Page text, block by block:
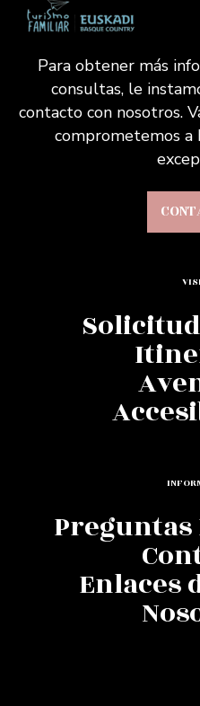
Para obtener más
consultas, le
contacto con nosotros.
comprometemos a
Enlaces